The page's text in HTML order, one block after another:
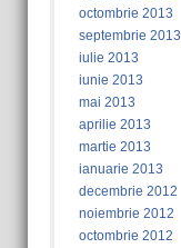
octombrie 2013
septembrie 2013
iulie 2013
iunie 2013
mai 2013
aprilie 2013
martie 2013
ianuarie 2013
decembrie 2012
noiembrie 2012
octombrie 2012